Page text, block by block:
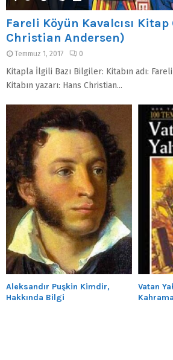
Fareli Köyün Kavalcısı
Christian Andersen)
Temmuz 1, 2017 0
Kitapla İlgili Bazı Bilgiler: Kitabın adı: Fareli
Kitabın yazarı: Hans Christian...
Aleksandır Puşkin Kimdir,
Hakkında Bilgi
Vatan